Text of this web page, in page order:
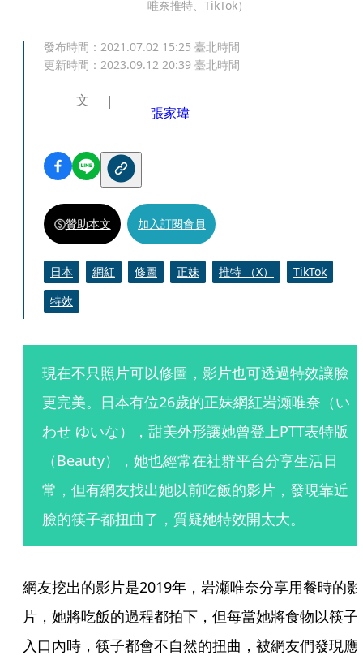
唯奈推特、TikTok）
發布時間： 2021.07.02 15:25 臺北時間
更新時間： 2023.09.12 20:39 臺北時間
文
張家瑋
贊助本文 加入訂閱會員
日本 網紅 修圖 正妹 推特 （X）
TikTok
特效
現在不只照片可以修圖，影片也可透過特效讓臉
更完美。日本有位26歲的正妹網紅岩瀬唯奈（い
わせ ゆいな），甜美外形讓她曾登上PTT表特版
（Beauty），她也經常在社群平台分享生活日
常，但有網友找出她以前吃飯的影片，發現靠近
臉的筷子都扭曲了，質疑她特效開太大。
網友挖出的影片是2019年，岩瀬唯奈分享用餐時的影
片，她將吃飯的過程都拍下，但每當她將食物以筷子
入口內時，筷子都會不自然的扭曲，被網友們發現應